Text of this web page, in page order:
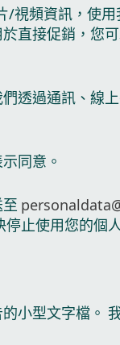
頻資訊，使
直接促銷，您
透過通訊、線
同意。
止使用您的個
小型文字檔。